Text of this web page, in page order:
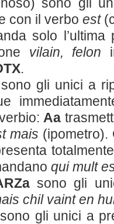
con il verbo est
solo
vilain, felon
.
sono gli unici a
Aa
mais
qui mult
sono gli
chil vaint en
sono gli unici a